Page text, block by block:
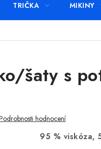
TRIČKA MIKINY
šaty s
hodnocení
95 % viskóza,